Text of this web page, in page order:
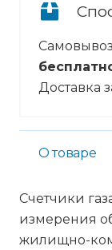
Доставка
О товаре
Счетчики
измерения
жилищно-